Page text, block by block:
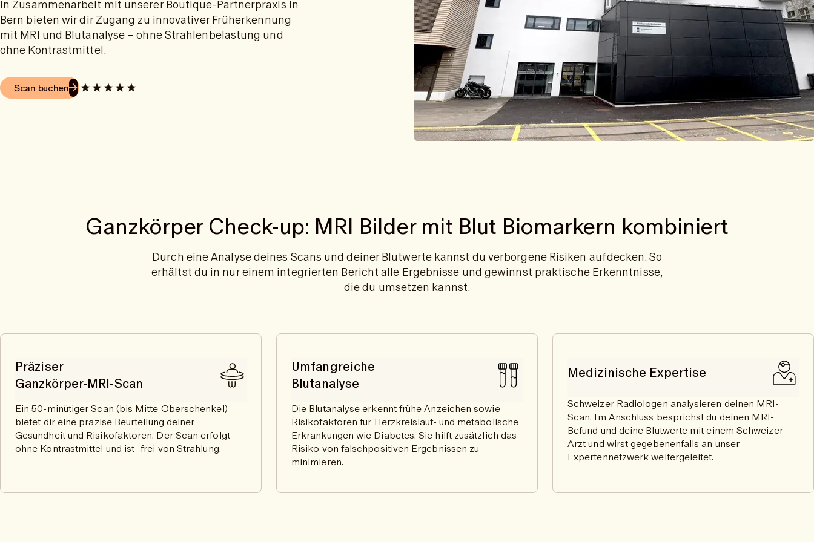
In Zusammenarbeit mit unserer Boutique-Partnerpraxis in
Bern bieten wir dir Zugang zu innovativer Früherkennung
mit MRI und Blutanalyse – ohne Strahlenbelastung und
ohne Kontrastmittel.
Scan buchen
Ganzkörper Check-up: MRI Bilder mit Blut Biomarkern kombiniert
Durch eine Analyse deines Scans und deiner Blutwerte kannst du verborgene Risiken aufdecken. So
erhältst du in nur einem integrierten Bericht alle Ergebnisse und gewinnst praktische Erkenntnisse,
die du umsetzen kannst.
Präziser
Ganzkörper-MRI-Scan
Ein 50-minütiger Scan (bis Mitte Oberschenkel)
bietet dir eine präzise Beurteilung deiner
Gesundheit und Risikofaktoren. Der Scan erfolgt
ohne Kontrastmittel und ist frei von Strahlung.
Umfangreiche
Blutanalyse
Die Blutanalyse erkennt frühe Anzeichen sowie
Risikofaktoren für Herzkreislauf- und metabolische
Erkrankungen wie Diabetes. Sie hilft zusätzlich das
Risiko von falschpositiven Ergebnissen zu
minimieren.
Medizinische Expertise
Schweizer Radiologen analysieren deinen MRI-
Scan. Im Anschluss besprichst du deinen MRI-
Befund und deine Blutwerte mit einem Schweizer
Arzt und wirst gegebenenfalls an unser
Expertennetzwerk weitergeleitet.